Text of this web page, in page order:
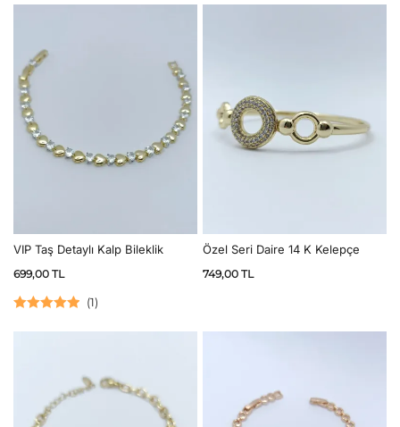
VIP Taş Detaylı Kalp Bileklik
699,00 TL
(1)
Özel Seri Daire 14 K Kelepçe
749,00 TL